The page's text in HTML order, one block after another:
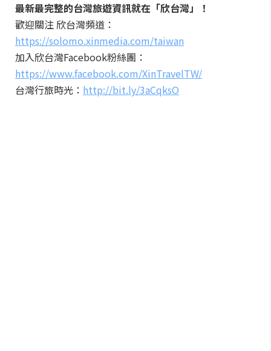
最新最完整的台灣旅遊資訊就在「欣台灣」！
歡迎關注 欣台灣頻道：
https://solomo.xinmedia.com/taiwan
加入欣台灣Facebook粉絲團：
https://www.facebook.com/XinTravelTW/
台灣行旅時光： http://bit.ly/3aCqksO